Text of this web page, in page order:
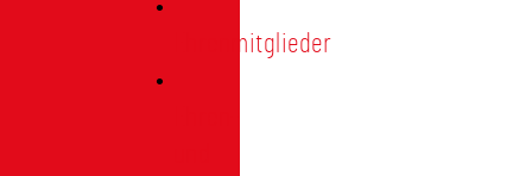
Ehrenmitglieder